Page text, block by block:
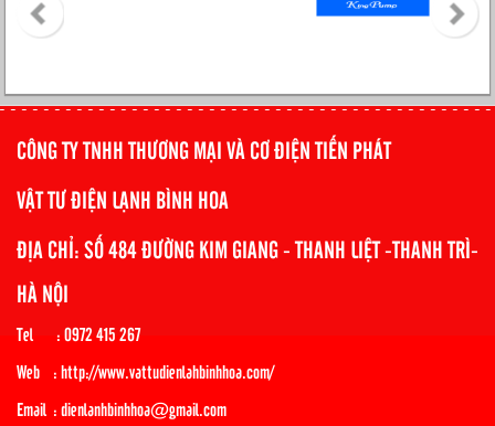
CÔNG TY TNHH THƯƠNG MẠI VÀ CƠ ĐIỆN TIẾN PHÁT
VẬT TƯ ĐIỆN LẠNH BÌNH HOA
ĐỊA CHỈ: SỐ 484 ĐƯỜNG KIM GIANG - THANH LIỆT -THANH TRÌ-
HÀ NỘI
Tel : 0972 415 267
Web : http://www.vattudienlahbinhhoa.com/
Email : dienlanhbinhhoa@gmail.com